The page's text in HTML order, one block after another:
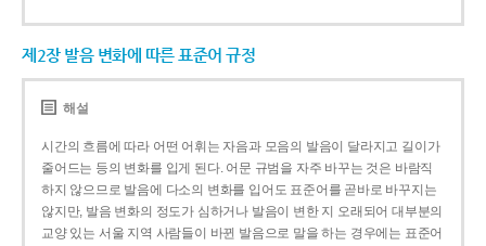
제2장 발음 변화에 따른 표준어 규정
해설
시간의 흐름에 따라 어떤 어휘는 자음과 모음의 발음이 달라지고 길이가
줄어드는 등의 변화를 입게 된다. 어문 규범을 자주 바꾸는 것은 바람직
하지 않으므로 발음에 다소의 변화를 입어도 표준어를 곧바로 바꾸지는
않지만, 발음 변화의 정도가 심하거나 발음이 변한 지 오래되어 대부분의
교양 있는 서울 지역 사람들이 바뀐 발음으로 말을 하는 경우에는 표준어